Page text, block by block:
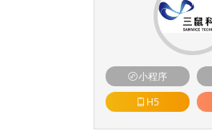
小程序
H5